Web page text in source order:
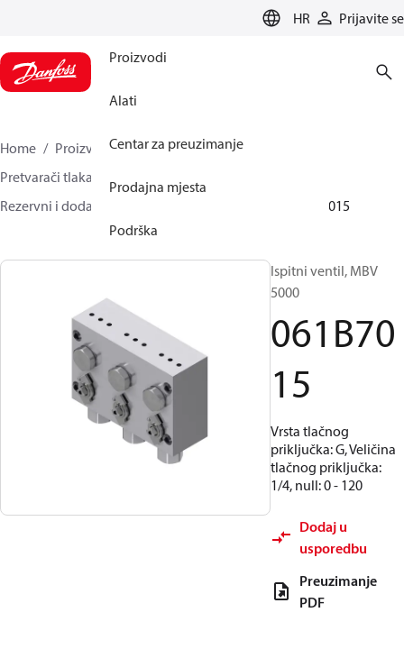
HR Prijavite se
Proizvodi
Alati
Centar za preuzimanje
Prodajna mjesta
Podrška
Home Proizvodi
Sensing solutions
Pretvarači tlaka i dodatna oprema
Rezervni i dodatni dijelovi za pretvarače tlaka
061B7015
Ispitni ventil, MBV
5000
061B70
15
Vrsta tlačnog
priključka: G, Veličina
tlačnog priključka:
1/4, null: 0 - 120
Dodaj u
usporedbu
Preuzimanje
PDF